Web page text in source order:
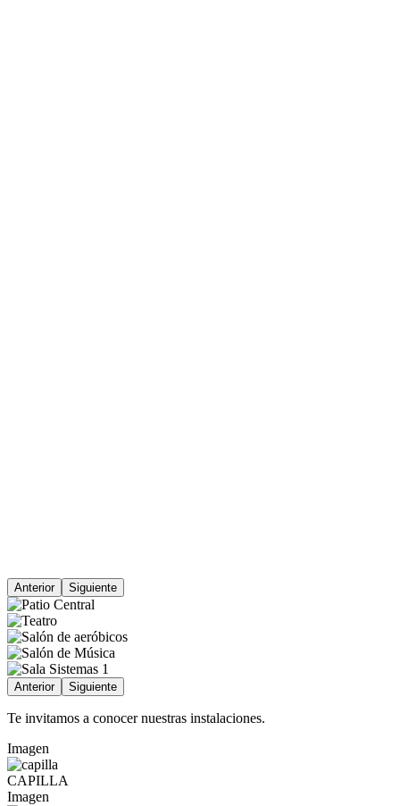
Anterior Siguiente
Anterior Siguiente
Te invitamos a conocer nuestras instalaciones.
Imagen
CAPILLA
Imagen